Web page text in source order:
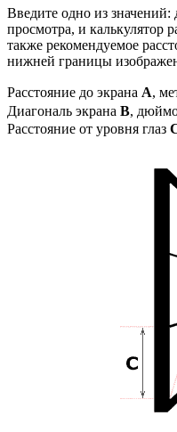
Введите одно из значений:
просмотра, и калькулятор
также рекомендуемое
нижней границы
Расстояние до экрана A,
Диагональ экрана B,
Расстояние от уровня глаз